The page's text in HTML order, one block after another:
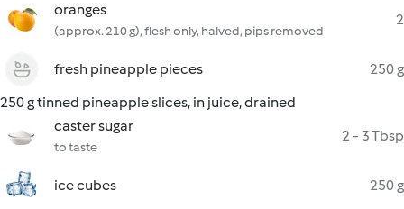
oranges
(approx. 210 g), flesh only, halved, pips removed
2
fresh pineapple pieces
250 g
250 g tinned pineapple slices, in juice, drained
caster sugar
to taste
2 - 3 Tbsp
ice cubes 250 g